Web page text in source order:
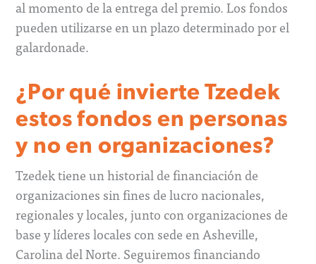
al momento de la entrega del premio. Los fondos
pueden utilizarse en un plazo determinado por el
galardonade.
¿Por qué invierte Tzedek
estos fondos en personas
y no en organizaciones?
Tzedek tiene un historial de financiación de
organizaciones sin fines de lucro nacionales,
regionales y locales, junto con organizaciones de
base y líderes locales con sede en Asheville,
Carolina del Norte. Seguiremos financiando